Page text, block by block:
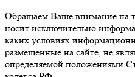
Обращаем Ваше внимание на
носит исключительно
каких условиях
размещенные на сайте, не
определяемой положениями